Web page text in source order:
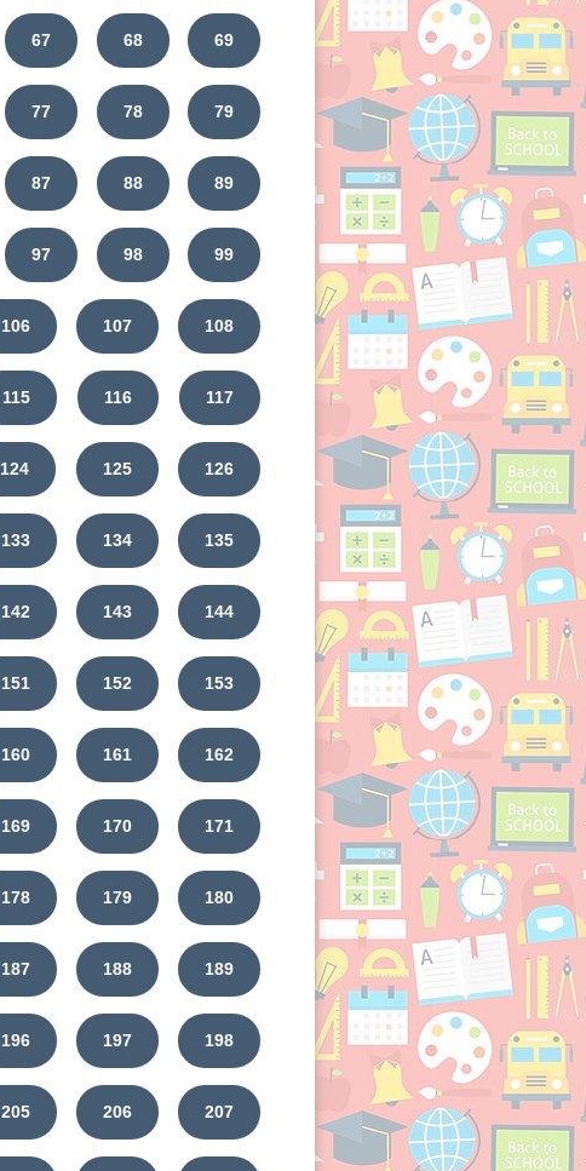
67 68 69
77 78 79
87 88 89
97 98 99
106 107 108
115 116 117
124 125 126
133 134 135
142 143 144
151 152 153
160 161 162
169 170 171
178 179 180
187 188 189
196 197 198
205 206 207